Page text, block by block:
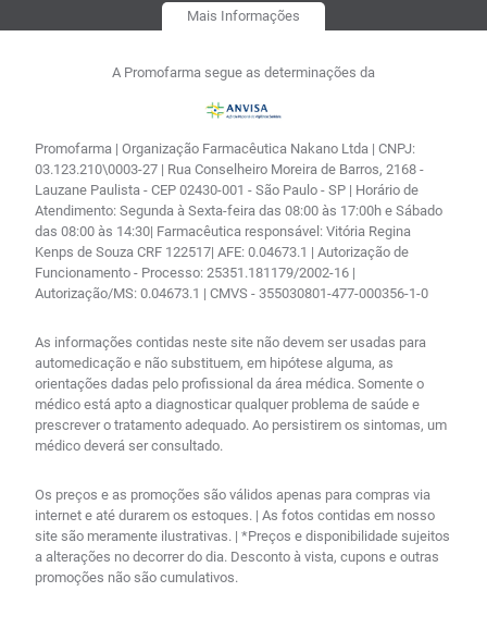
Mais Informações
A Promofarma segue as determinações da
Promofarma | Organização Farmacêutica Nakano Ltda | CNPJ:
03.123.210\0003-27 | Rua Conselheiro Moreira de Barros, 2168 -
Lauzane Paulista - CEP 02430-001 - São Paulo - SP | Horário de
Atendimento: Segunda à Sexta-feira das 08:00 às 17:00h e Sábado
das 08:00 às 14:30| Farmacêutica responsável: Vitória Regina
Kenps de Souza CRF 122517| AFE: 0.04673.1 | Autorização de
Funcionamento - Processo: 25351.181179/2002-16 |
Autorização/MS: 0.04673.1 | CMVS - 355030801-477-000356-1-0
As informações contidas neste site não devem ser usadas para
automedicação e não substituem, em hipótese alguma, as
orientações dadas pelo profissional da área médica. Somente o
médico está apto a diagnosticar qualquer problema de saúde e
prescrever o tratamento adequado. Ao persistirem os sintomas, um
médico deverá ser consultado.
Os preços e as promoções são válidos apenas para compras via
internet e até durarem os estoques. | As fotos contidas em nosso
site são meramente ilustrativas. | *Preços e disponibilidade sujeitos
a alterações no decorrer do dia. Desconto à vista, cupons e outras
promoções não são cumulativos.